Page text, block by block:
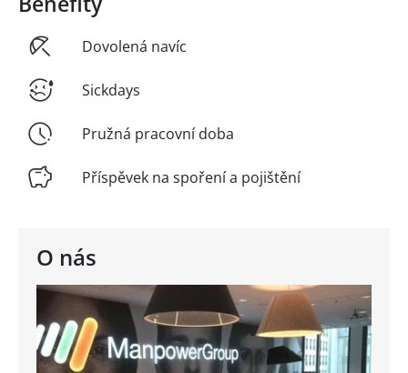
O nás
Dovolená navíc
Sickdays
Pružná pracovní doba
Příspěvek na spoření a pojištění